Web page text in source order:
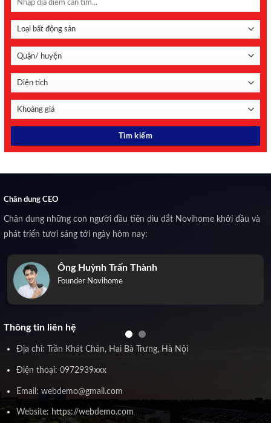
Chân dung CEO
Chân dung những con người đầu tiên dìu dắt Novihome khởi đầu và
phát triển tươi sáng tới ngày hôm nay:
Ông Huỳnh Trấn Thành
Founder Novihome
Thông tin liên hệ
Địa chỉ: Trần Khát Chân, Hai Bà Trưng, Hà Nội
Điện thoại: 0972939xxx
Email: webdemo@gmail.com
Website: https://webdemo.com